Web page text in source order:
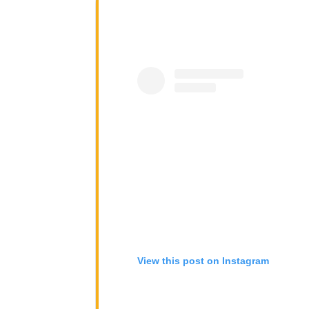
View this post on Instagram